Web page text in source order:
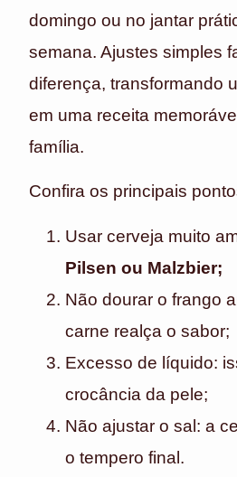
domingo ou no jantar
semana. Ajustes simples
diferença, transformando
em uma receita
família.
Confira os principais
Usar cerveja muito
Pilsen ou Malzbier;
Não dourar o frango
carne realça o sabor;
Excesso de líquido:
crocância da pele;
Não ajustar o sal: a
o tempero final.